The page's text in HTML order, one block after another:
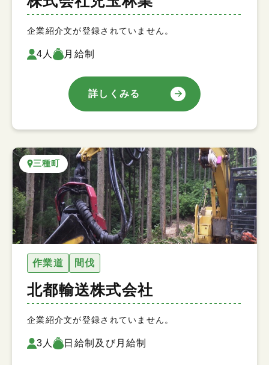
企業紹介文が登録されていません。
4人 月給制
詳しくみる
三種町
作業道 間伐
北都輸送株式会社
企業紹介文が登録されていません。
3人 日給制及び月給制